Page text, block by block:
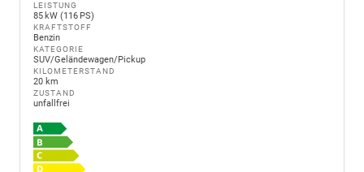
LEISTUNG
85 kW (116 PS)
KRAFTSTOFF
Benzin
KATEGORIE
SUV/Geländewagen/Pickup
KILOMETERSTAND
20 km
ZUSTAND
unfallfrei